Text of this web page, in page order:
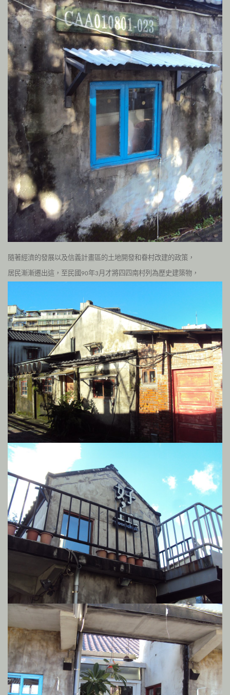
隨著經濟的發展以及信義計畫區的土地開發和眷村改建的政策，
居民漸漸遷出這，至民國 90年3月才將四四南村列為歷史建築物，